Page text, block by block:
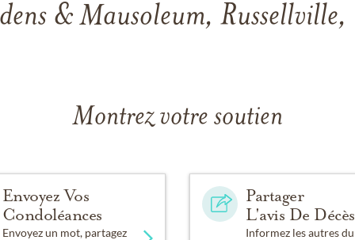
& Mausoleum,
Montrez votre soutien
Envoyez Vos
Condoléances
Envoyez un mot, partagez
Partager
L'avis De Décès
Informez les autres du